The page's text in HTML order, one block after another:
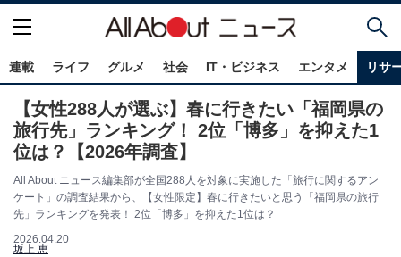
連載 ライフ グルメ 社会 IT・ビジネス エンタメ リサ
【女性288人が選ぶ】春に行きたい「福岡県の
旅行先」ランキング！ 2位「博多」を抑えた1
位は？【2026年調査】
All About ニュース編集部が全国288人を対象に実施した「旅行に関するアン
ケート」の調査結果から、【女性限定】春に行きたいと思う「福岡県の旅行
先」ランキングを発表！ 2位「博多」を抑えた1位は？
2026.04.20
坂上 恵